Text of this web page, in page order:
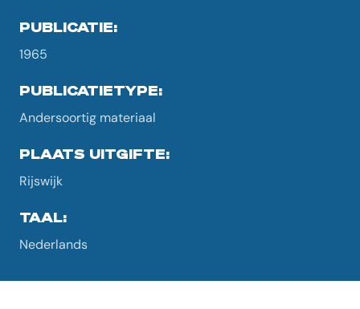
PUBLICATIE:
1965
PUBLICATIETYPE:
Andersoortig materiaal
PLAATS UITGIFTE:
Rijswijk
TAAL:
Nederlands